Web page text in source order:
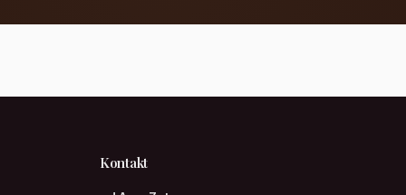
Kontakt